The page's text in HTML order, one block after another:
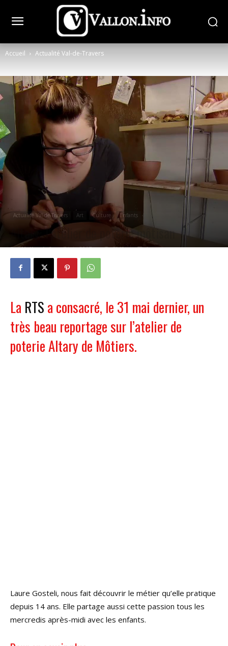
Accueil Actualité Val-de-Travers
Actualité Val-de-Travers Art Culture Enfants
Altary: l’atelier de poterie môtisan
Par Vallon.Info - 7 juin 2017 5960 0
La RTS a consacré, le 31 mai dernier, un
très beau reportage sur l’atelier de
poterie Altary de Môtiers.
Laure Gosteli, nous fait découvrir le métier qu’elle pratique
depuis 14 ans. Elle partage aussi cette passion tous les
mercredis après-midi avec les enfants.